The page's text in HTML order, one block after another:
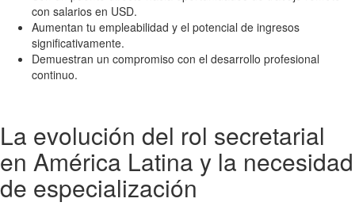
con salarios en USD.
Aumentan tu empleabilidad y el potencial de ingresos
significativamente.
Demuestran un compromiso con el desarrollo profesional
continuo.
La evolución del rol secretarial
en América Latina y la necesidad
de especialización